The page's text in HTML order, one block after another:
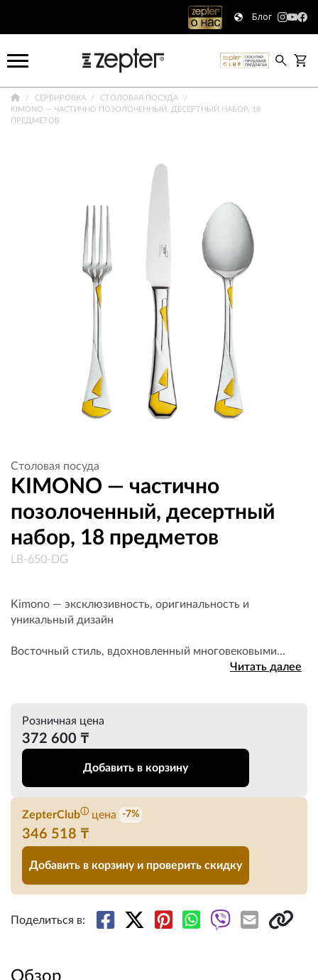
Блог
СЕРВИРОВКА
СТОЛОВАЯ ПОСУДА
KIMONO — ЧАСТИЧНО ПОЗОЛОЧЕННЫЙ, ДЕСЕРТНЫЙ НАБОР, 18
ПРЕДМЕТОВ
Столовая посуда
KIMONO — частично
позолоченный, десертный
набор, 18 предметов
LB-650-DG
Kimono — эксклюзивность, оригинальность и
уникальный дизайн
Восточный стиль, вдохновленный многовековыми...
Читать далее
Розничная цена
372 600 ₸
Добавить в корзину
ZepterClubⓘ цена -7%
346 518 ₸
Добавить в корзину и проверить скидку
Поделиться в:
Обзор